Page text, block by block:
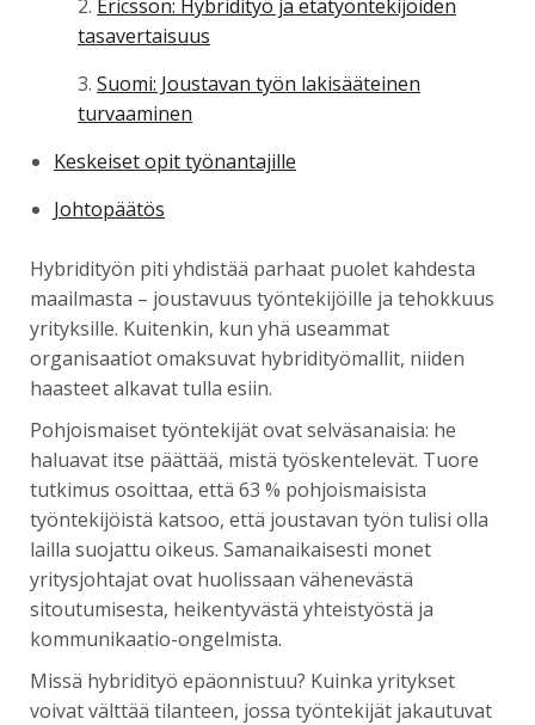
Ericsson: Hybridityö ja etätyöntekijöiden
tasavertaisuus
Suomi: Joustavan työn lakisääteinen
turvaaminen
Keskeiset opit työnantajille
Johtopäätös
Hybridityön piti yhdistää parhaat puolet kahdesta
maailmasta – joustavuus työntekijöille ja tehokkuus
yrityksille. Kuitenkin, kun yhä useammat
organisaatiot omaksuvat hybridityömallit, niiden
haasteet alkavat tulla esiin.
Pohjoismaiset työntekijät ovat selväsanaisia: he
haluavat itse päättää, mistä työskentelevät. Tuore
tutkimus osoittaa, että 63 % pohjoismaisista
työntekijöistä katsoo, että joustavan työn tulisi olla
lailla suojattu oikeus. Samanaikaisesti monet
yritysjohtajat ovat huolissaan vähenevästä
sitoutumisesta, heikentyvästä yhteistyöstä ja
kommunikaatio-ongelmista.
Missä hybridityö epäonnistuu? Kuinka yritykset
voivat välttää tilanteen, jossa työntekijät jakautuvat